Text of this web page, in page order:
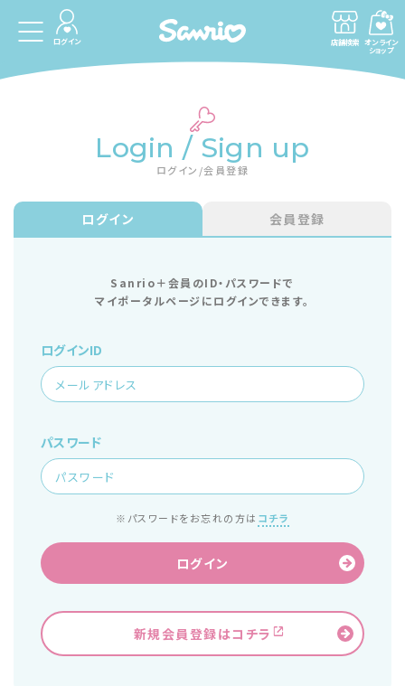
ログイン 店舗検索 オンライン
ショップ
Login / Sign up
ログイン/会員登録
ログイン 会員登録
Sanrio＋会員のID・パスワードで
マイポータルページにログインできます。
ログインID
パスワード
※パスワードをお忘れの方は コチラ
ログイン
新規会員登録はコチラ